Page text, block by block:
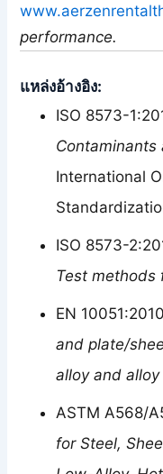
performance.
แหล่งอ้างอิง:
ISO 8573-
Contaminants
International
ISO 8573-
Test methods
EN
and plate/
alloy and
ASTM A568/
for Steel,